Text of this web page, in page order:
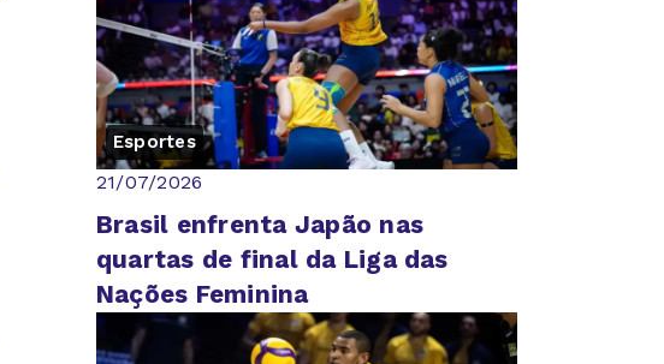
Esportes
21/07/2026
Brasil enfrenta Japão nas
quartas de final da Liga das
Nações Feminina